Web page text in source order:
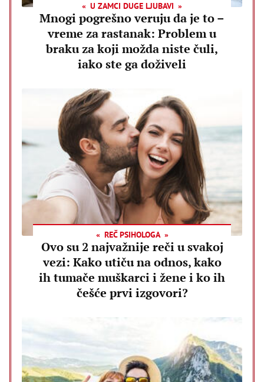
U ZAMCI DUGE LJUBAVI
Mnogi pogrešno veruju da je to –
vreme za rastanak: Problem u
braku za koji možda niste čuli,
iako ste ga doživeli
REČ PSIHOLOGA
Ovo su 2 najvažnije reči u svakoj
vezi: Kako utiču na odnos, kako
ih tumače muškarci i žene i ko ih
češće prvi izgovori?